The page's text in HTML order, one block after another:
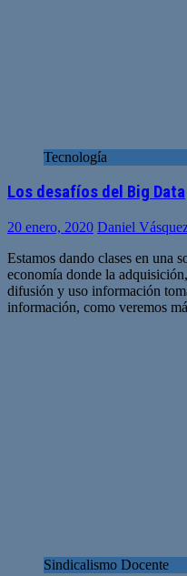
Tecnología
Los desafíos del Big Data
20 enero, 2020 Daniel
Estamos dando clases en una
economía donde la
difusión y uso información
información, como veremos
Sindicalismo Docente